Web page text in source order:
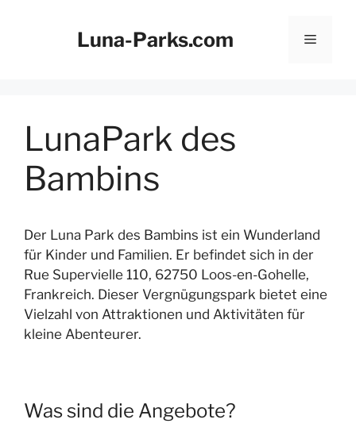
Luna-Parks.com Menü
LunaPark des
Bambins
Der Luna Park des Bambins ist ein Wunderland
für Kinder und Familien. Er befindet sich in der
Rue Supervielle 110, 62750 Loos-en-Gohelle,
Frankreich. Dieser Vergnügungspark bietet eine
Vielzahl von Attraktionen und Aktivitäten für
kleine Abenteurer.
Was sind die Angebote?